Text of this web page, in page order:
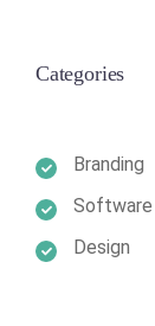
Categories
Branding
Software
Design